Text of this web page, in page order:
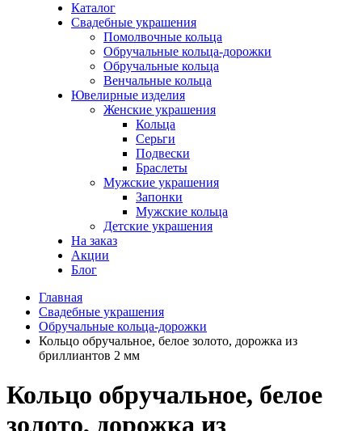
Каталог
Свадебные украшения
Помолвочные кольца
Обручальные кольца-дорожки
Обручальные кольца
Венчальные кольца
Ювелирные изделия
Женские украшения
Кольца
Серьги
Подвески
Браслеты
Мужские украшения
Запонки
Мужские кольца
Детские украшения
На заказ
Акции
Блог
Главная
Свадебные украшения
Обручальные кольца-дорожки
Кольцо обручальное, белое золото, дорожка из
бриллиантов 2 мм
Кольцо обручальное, белое
золото, дорожка из